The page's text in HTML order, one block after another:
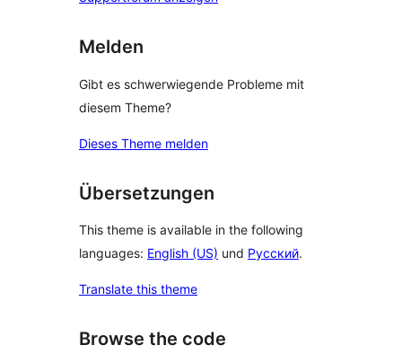
Melden
Gibt es schwerwiegende Probleme mit
diesem Theme?
Dieses Theme melden
Übersetzungen
This theme is available in the following
languages: English (US) und Русский.
Translate this theme
Browse the code